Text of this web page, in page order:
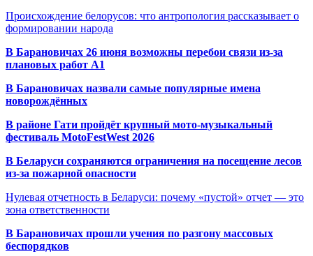
Происхождение белорусов: что антропология рассказывает о
формировании народа
В Барановичах 26 июня возможны перебои связи из-за
плановых работ A1
В Барановичах назвали самые популярные имена
новорождённых
В районе Гати пройдёт крупный мото-музыкальный
фестиваль MotoFestWest 2026
В Беларуси сохраняются ограничения на посещение лесов
из-за пожарной опасности
Нулевая отчетность в Беларуси: почему «пустой» отчет — это
зона ответственности
В Барановичах прошли учения по разгону массовых
беспорядков